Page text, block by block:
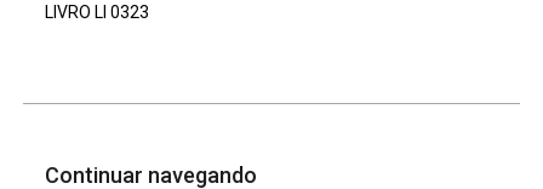
LIVRO LI 0323
Continuar navegando